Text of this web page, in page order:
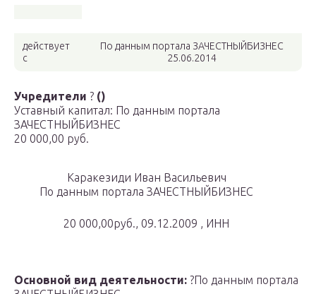
действует
с
По данным портала ЗАЧЕСТНЫЙБИЗНЕС
25.06.2014
Учредители ? ()
Уставный капитал: По данным портала
ЗАЧЕСТНЫЙБИЗНЕС
20 000,00 руб.
Каракезиди Иван Васильевич
По данным портала ЗАЧЕСТНЫЙБИЗНЕС
20 000,00руб., 09.12.2009 , ИНН
Основной вид деятельности: ?По данным портала